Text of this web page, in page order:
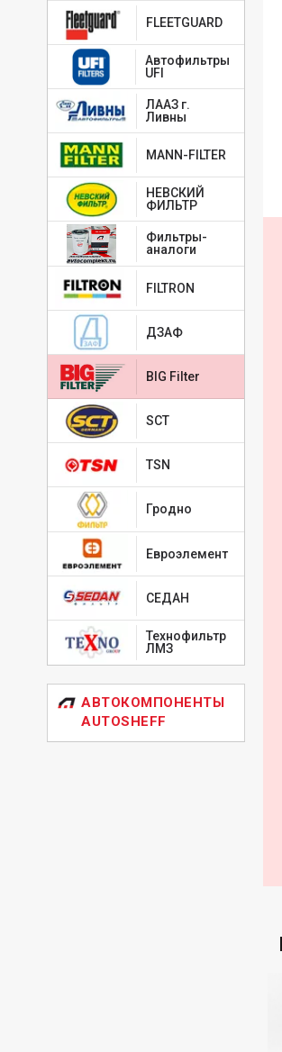
FLEETGUARD
Автофильтры
UFI
ЛААЗ г.
Ливны
MANN-FILTER
НЕВСКИЙ
ФИЛЬТР
Фильтры-
аналоги
FILTRON
ДЗАФ
BIG Filter
SCT
TSN
Гродно
Евроэлемент
СЕДАН
Технофильтр
ЛМЗ
АВТОКОМПОНЕНТЫ
AUTOSHEFF